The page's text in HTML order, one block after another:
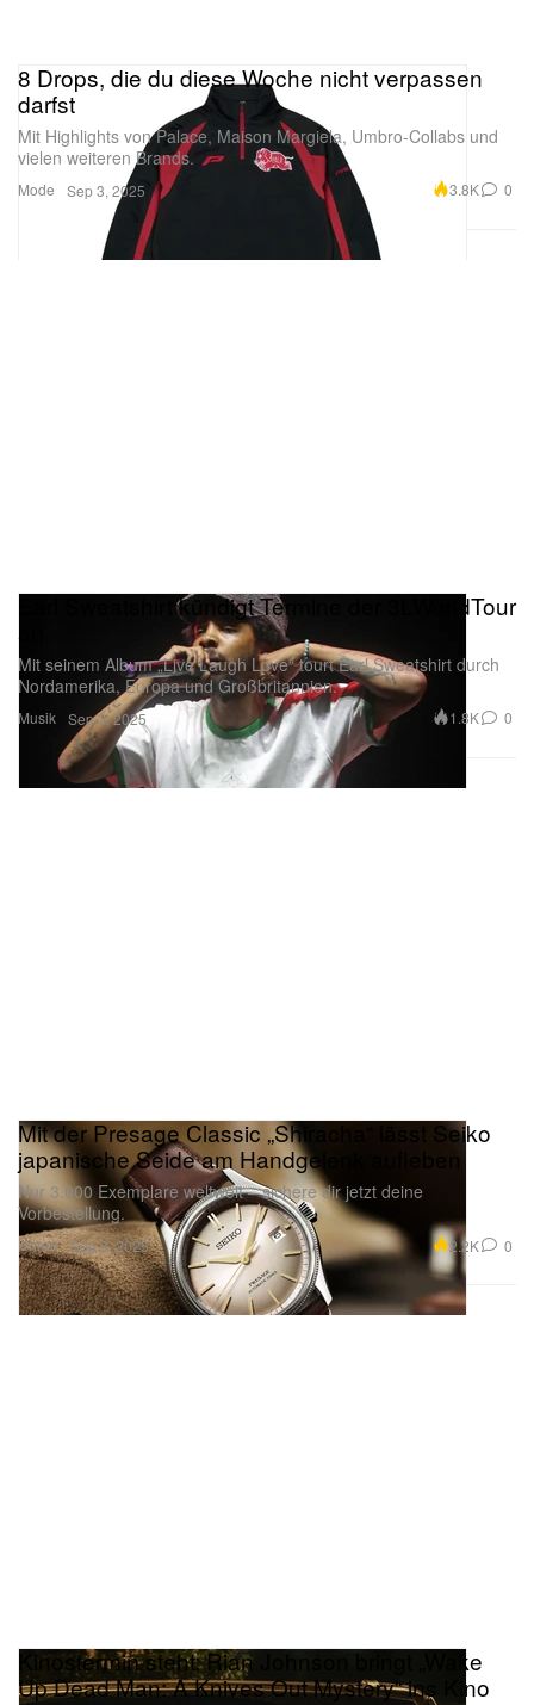
Mode
8 Drops, die du diese Woche nicht verpassen
darfst
Mit Highlights von Palace, Maison Margiela, Umbro-Collabs und
vielen weiteren Brands.
Sep 3, 2025 3.8K 0
Musik
Earl Sweatshirt kündigt Termine der 3LWorldTour
an
Mit seinem Album „Live Laugh Love“ tourt Earl Sweatshirt durch
Nordamerika, Europa und Großbritannien.
Sep 3, 2025 1.8K 0
Uhren
Mit der Presage Classic „Shiracha“ lässt Seiko
japanische Seide am Handgelenk aufleben
Nur 3.000 Exemplare weltweit – sichere dir jetzt deine
Vorbestellung.
Sep 3, 2025 2.2K 0
Kinostermin steht: Rian Johnson bringt „Wake
Up Dead Man: A Knives Out Mystery“ ins Kino